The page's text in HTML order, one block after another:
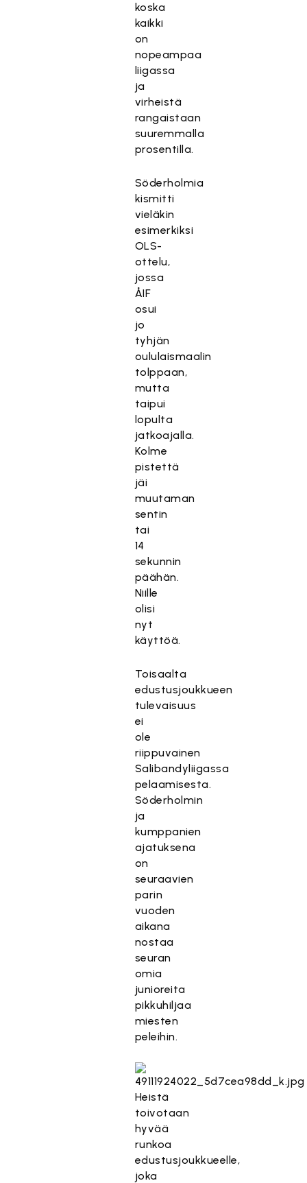
koska
kaikki
on
nopeampaa
liigassa
ja
virheistä
rangaistaan
suuremmalla
prosentilla.
Söderholmia
kismitti
vieläkin
esimerkiksi
OLS-
ottelu,
jossa
ÅIF
osui
jo
tyhjän
oululaismaalin
tolppaan,
mutta
taipui
lopulta
jatkoajalla.
Kolme
pistettä
jäi
muutaman
sentin
tai
14
sekunnin
päähän.
Niille
olisi
nyt
käyttöä.
Toisaalta
edustusjoukkueen
tulevaisuus
ei
ole
riippuvainen
Salibandyliigassa
pelaamisesta.
Söderholmin
ja
kumppanien
ajatuksena
on
seuraavien
parin
vuoden
aikana
nostaa
seuran
omia
junioreita
pikkuhiljaa
miesten
peleihin.
Heistä
toivotaan
hyvää
runkoa
edustusjoukkueelle,
joka